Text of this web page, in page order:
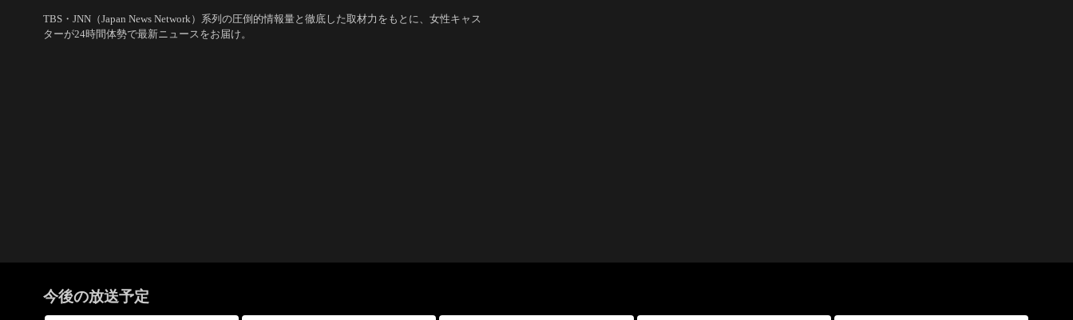
TBS・JNN（Japan News Network）系列の圧倒的情報量と徹底した取材力をもとに、女性キャス
ターが24時間体勢で最新ニュースをお届け。
今後の放送予定